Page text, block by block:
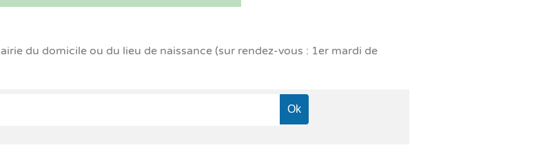
du domicile ou du lieu de naissance (sur rendez-vous : 1er mardi de